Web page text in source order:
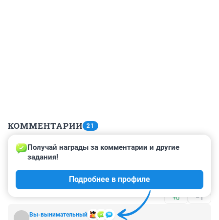
КОММЕНТАРИИ 21
Гость
10 ноября 2022, 06:52
Я водитель газели делал доставку и
это конец видео . А в самом начале было подругому.
+0 –1
Вы-вынимательный
Получай награды за комментарии и другие
задания!
Подробнее в профиле